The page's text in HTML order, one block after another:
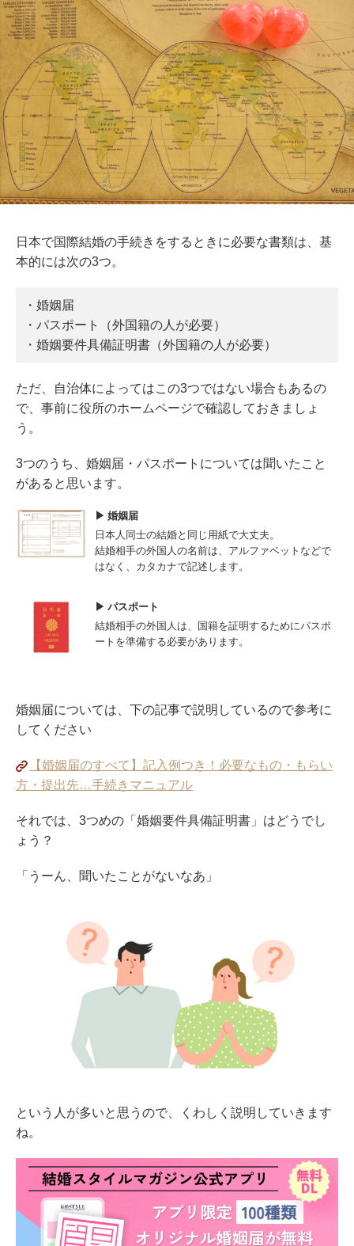
日本で国際結婚の手続きをするときに必要な書類は、基
本的には次の3つ。
・婚姻届
・パスポート（外国籍の人が必要）
・婚姻要件具備証明書（外国籍の人が必要）
ただ、自治体によってはこの3つではない場合もあるの
で、事前に役所のホームページで確認しておきましょ
う。
3つのうち、婚姻届・パスポートについては聞いたこと
があると思います。
婚姻届
日本人同士の結婚と同じ用紙で大丈夫。
結婚相手の外国人の名前は、アルファベットなどで
はなく、カタカナで記述します。
パスポート
結婚相手の外国人は、国籍を証明するためにパスポ
ートを準備する必要があります。
婚姻届については、下の記事で説明しているので参考に
してください
【婚姻届のすべて】記入例つき！必要なもの・もらい
方・提出先…手続きマニュアル
それでは、3つめの「婚姻要件具備証明書」はどうでし
ょう？
「うーん、聞いたことがないなあ」
という人が多いと思うので、くわしく説明していきます
ね。